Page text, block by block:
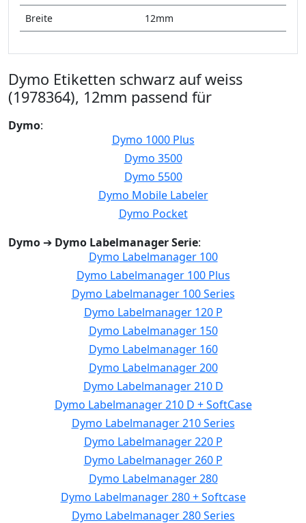
Breite
12mm
Dymo Etiketten schwarz auf weiss
(1978364), 12mm passend für
Dymo:
Dymo 1000 Plus
Dymo 3500
Dymo 5500
Dymo Mobile Labeler
Dymo Pocket
Dymo ➔ Dymo Labelmanager Serie:
Dymo Labelmanager 100
Dymo Labelmanager 100 Plus
Dymo Labelmanager 100 Series
Dymo Labelmanager 120 P
Dymo Labelmanager 150
Dymo Labelmanager 160
Dymo Labelmanager 200
Dymo Labelmanager 210 D
Dymo Labelmanager 210 D + SoftCase
Dymo Labelmanager 210 Series
Dymo Labelmanager 220 P
Dymo Labelmanager 260 P
Dymo Labelmanager 280
Dymo Labelmanager 280 + Softcase
Dymo Labelmanager 280 Series